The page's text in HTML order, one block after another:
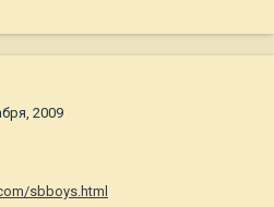
2009
sbboys.html